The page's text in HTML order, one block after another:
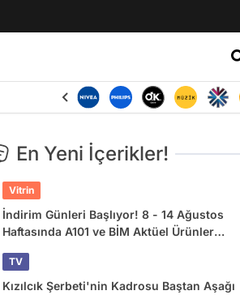
En Yeni İçerikler!
Vitrin
İndirim Günleri Başlıyor! 8 - 14 Ağustos
Haftasında A101 ve BİM Aktüel Ürünler
TV
Kızılcık Şerbeti'nin Kadrosu Baştan Aşağı